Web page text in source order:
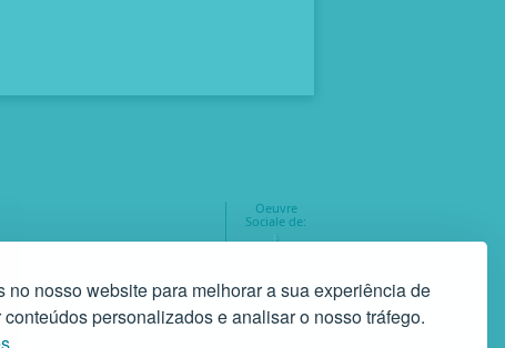
no nosso website para melhorar a sua experiência de
personalizados e analisar o nosso tráfego.
Oeuvre
Sociale de: